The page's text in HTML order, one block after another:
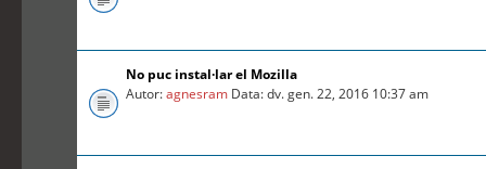
No puc instal·lar el Mozilla
Autor:agnesram Data: dv. gen. 22, 2016 10:37 am